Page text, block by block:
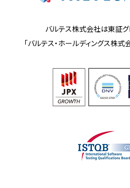
バルテス株式会社は東証
「バルテス・ホールディングス株式